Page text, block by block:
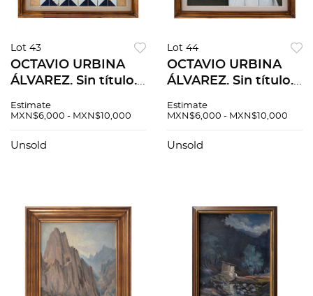
Lot 43
OCTAVIO URBINA
ÁLVAREZ. Sin título.
2003. Óleo sobre
Estimate
MXN$6,000 - MXN$10,000
Unsold
Lot 44
OCTAVIO URBINA
ÁLVAREZ. Sin título.
2004. Óleo sobre
Estimate
MXN$6,000 - MXN$10,000
Unsold